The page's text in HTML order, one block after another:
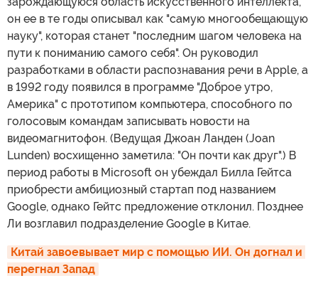
он ее в те годы описывал как "самую многообещающую
науку", которая станет "последним шагом человека на
пути к пониманию самого себя". Он руководил
разработками в области распознавания речи в Apple, а
в 1992 году появился в программе "Доброе утро,
Америка" с прототипом компьютера, способного по
голосовым командам записывать новости на
видеомагнитофон. (Ведущая Джоан Ланден (Joan
Lunden) восхищенно заметила: "Он почти как друг".) В
период работы в Microsoft он убеждал Билла Гейтса
приобрести амбициозный стартап под названием
Google, однако Гейтс предложение отклонил. Позднее
Ли возглавил подразделение Google в Китае.
Китай завоевывает мир с помощью ИИ. Он догнал и
перегнал Запад